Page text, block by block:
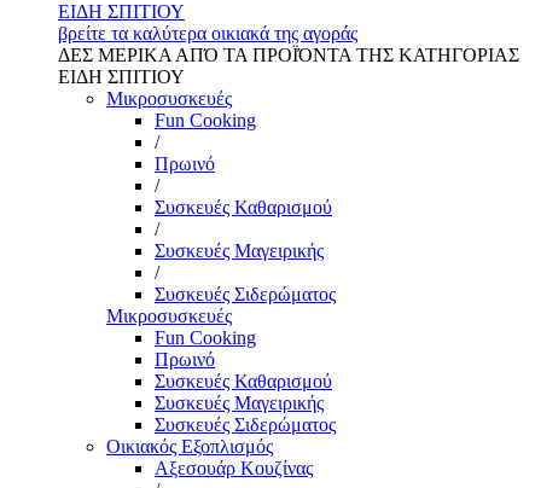
ΕΙΔΗ ΣΠΙΤΙΟΥ
βρείτε τα καλύτερα οικιακά της αγοράς
ΔΕΣ ΜΕΡΙΚΑ ΑΠΌ ΤΑ ΠΡΟΪΌΝΤΑ ΤΗΣ ΚΑΤΗΓΟΡΙΑΣ
ΕΙΔΗ ΣΠΙΤΙΟΥ
Μικροσυσκευές
Fun Cooking
/
Πρωινό
/
Συσκευές Καθαρισμού
/
Συσκευές Μαγειρικής
/
Συσκευές Σιδερώματος
Μικροσυσκευές
Fun Cooking
Πρωινό
Συσκευές Καθαρισμού
Συσκευές Μαγειρικής
Συσκευές Σιδερώματος
Οικιακός Εξοπλισμός
Αξεσουάρ Κουζίνας